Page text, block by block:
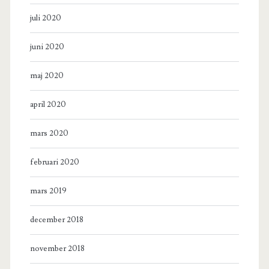
juli 2020
juni 2020
maj 2020
april 2020
mars 2020
februari 2020
mars 2019
december 2018
november 2018